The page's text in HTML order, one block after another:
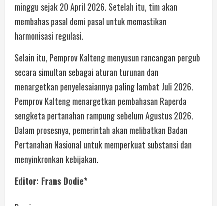
minggu sejak 20 April 2026. Setelah itu, tim akan
membahas pasal demi pasal untuk memastikan
harmonisasi regulasi.
Selain itu, Pemprov Kalteng menyusun rancangan pergub
secara simultan sebagai aturan turunan dan
menargetkan penyelesaiannya paling lambat Juli 2026.
Pemprov Kalteng menargetkan pembahasan Raperda
sengketa pertanahan rampung sebelum Agustus 2026.
Dalam prosesnya, pemerintah akan melibatkan Badan
Pertanahan Nasional untuk memperkuat substansi dan
menyinkronkan kebijakan.
Editor: Frans Dodie*